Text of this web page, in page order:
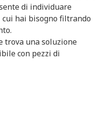
di individuare
hai bisogno filtrando
trova una soluzione
con pezzi di